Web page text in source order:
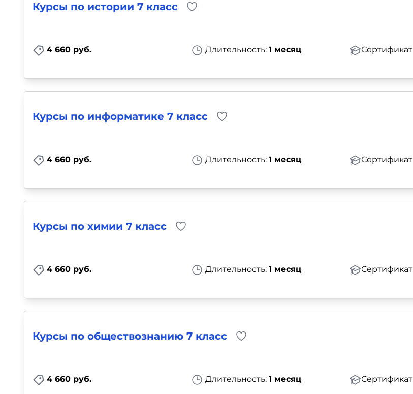
Курсы по истории 7 класс
4 660 руб. Длительность: 1 месяц Сертификат
Курсы по информатике 7 класс
4 660 руб. Длительность: 1 месяц Сертификат
Курсы по химии 7 класс
4 660 руб. Длительность: 1 месяц Сертификат
Курсы по обществознанию 7 класс
4 660 руб. Длительность: 1 месяц Сертификат